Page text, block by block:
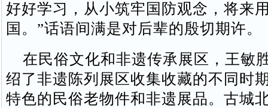
好好学习，从小筑牢国防观念，将来
国。”话语间满是对后辈的殷切期许。
在民俗文化和非遗传承展区，王敏
绍了非遗陈列展区收集收藏的不同时
特色的民俗老物件和非遗展品。古城